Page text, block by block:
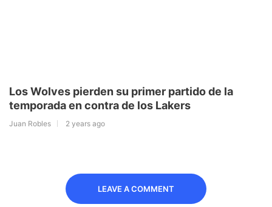
Los Wolves pierden su primer partido de la
temporada en contra de los Lakers
Juan Robles 2 years ago
LEAVE A COMMENT